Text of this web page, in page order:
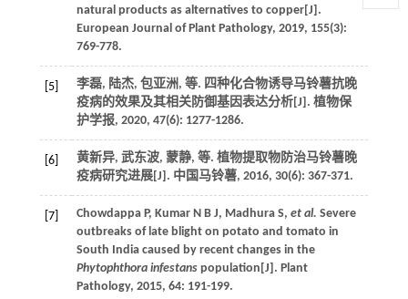
natural products as alternatives to copper[J].
European Journal of Plant Pathology, 2019, 155(3):
769-778.
[5] 李磊, 陆杰, 包亚洲, 等. 四种化合物诱导马铃薯抗晚
疫病的效果及其相关防御基因表达分析[J]. 植物保
护学报, 2020, 47(6): 1277-1286.
[6] 黄新异, 武东波, 蒙静, 等. 植物提取物防治马铃薯晚
疫病研究进展[J]. 中国马铃薯, 2016, 30(6): 367-371.
[7] Chowdappa P, Kumar N B J, Madhura S, et al. Severe
outbreaks of late blight on potato and tomato in
South India caused by recent changes in the
Phytophthora infestanspopulation[J]. Plant
Pathology, 2015, 64: 191-199.